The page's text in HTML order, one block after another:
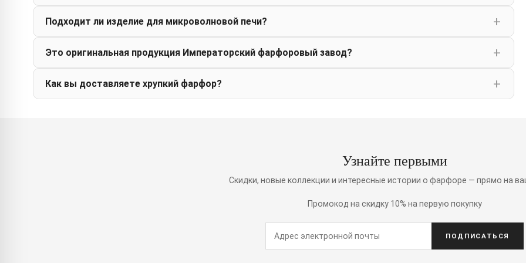
Подходит ли изделие для микроволновой печи?
Это оригинальная продукция Императорский фарфоровый завод?
Как вы доставляете хрупкий фарфор?
Узнайте первыми
Скидки, новые коллекции и интересные истории о фарфоре — прямо на
Промокод на скидку 10% на первую покупку
ПОДПИСАТЬСЯ